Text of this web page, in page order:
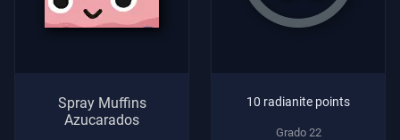
Spray Muffins
Azucarados
10 radianite points
Grado 22